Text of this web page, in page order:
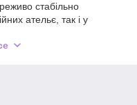
стабільно
ательє, так і у
оптом для
ширини, щільності
блуз, дитячого одягу,
зручні в роботі,